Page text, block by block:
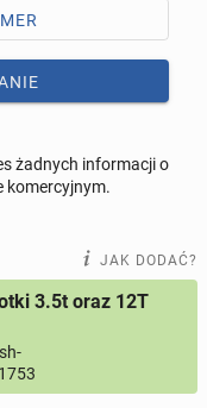
żadnych informacji o
komercyjnym.
JAK DODAĆ?
3.5t oraz 12T